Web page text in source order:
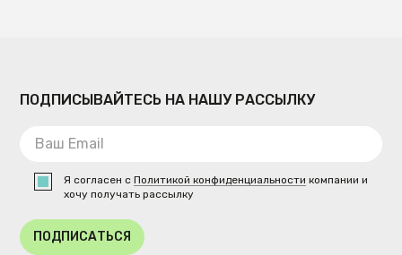
ПОДПИСЫВАЙТЕСЬ НА НАШУ РАССЫЛКУ
Я согласен сПолитикой конфиденциальности компании и
хочу получать рассылку
ПОДПИСАТЬСЯ